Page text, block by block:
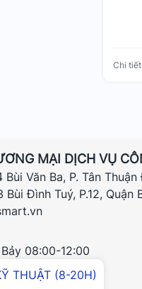
Chi tiết
MẠI DỊCH VỤ
Văn Ba, P. Tân Thuận
Đình Tuý, P.12, Quận
08:00-12:00
THUẬT (8-20H)